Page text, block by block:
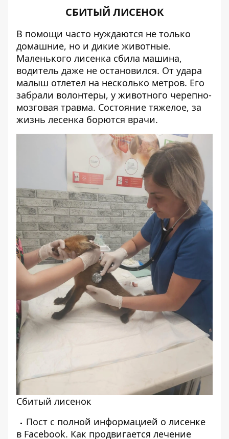
СБИТЫЙ ЛИСЕНОК
В помощи часто нуждаются не только
домашние, но и дикие животные.
Маленького лисенка сбила машина,
водитель даже не остановился. От удара
малыш отлетел на несколько метров. Его
забрали волонтеры, у животного черепно-
мозговая травма. Состояние тяжелое, за
жизнь лесенка борются врачи.
Сбитый лисенок
Пост с полной информацией о лисенке
в Facebook. Как продвигается лечение